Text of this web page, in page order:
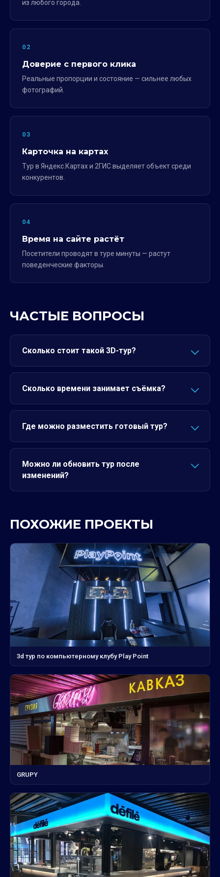
из любого города.
02
Доверие с первого клика
Реальные пропорции и состояние — сильнее любых
фотографий.
03
Карточка на картах
Тур в Яндекс.Картах и 2ГИС выделяет объект среди
конкурентов.
04
Время на сайте растёт
Посетители проводят в туре минуты — растут
поведенческие факторы.
ЧАСТЫЕ ВОПРОСЫ
Сколько стоит такой 3D-тур?
Сколько времени занимает съёмка?
Где можно разместить готовый тур?
Можно ли обновить тур после
изменений?
ПОХОЖИЕ ПРОЕКТЫ
3d тур по компьютерному клубу Play Point
GRUPY